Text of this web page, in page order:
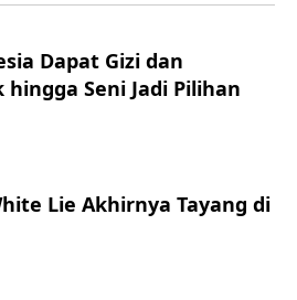
Dapat Gizi dan
Seni Jadi Pilihan
Lie Akhirnya Tayang di